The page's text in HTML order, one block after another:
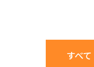
すべて